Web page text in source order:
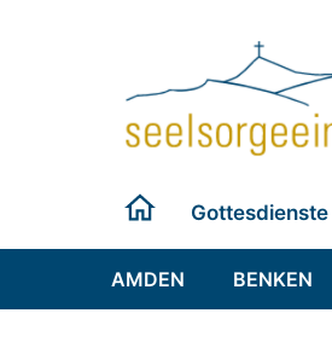
Gottesdienste
AMDEN BENKEN